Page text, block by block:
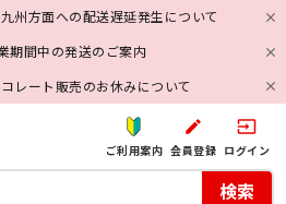
州方面への配送遅延発生について
期間中の発送のご案内
レート販売のお休みについて
ご利用案内
create
会員登録
input
ログイン
検索